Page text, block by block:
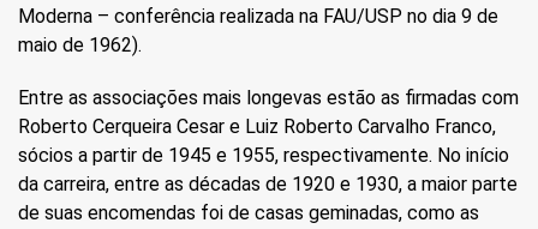
Moderna – conferência realizada na FAU/USP no dia 9 de
maio de 1962).
Entre as associações mais longevas estão as firmadas com
Roberto Cerqueira Cesar e Luiz Roberto Carvalho Franco,
sócios a partir de 1945 e 1955, respectivamente. No início
da carreira, entre as décadas de 1920 e 1930, a maior parte
de suas encomendas foi de casas geminadas, como as